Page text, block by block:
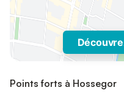
Points forts à Hossegor